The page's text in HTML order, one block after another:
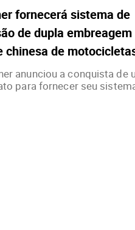
fornecerá sistema de
de dupla embreagem
chinesa de
anunciou a conquista de
para fornecer seu